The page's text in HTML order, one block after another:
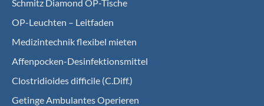
Schmitz Diamond OP-Tische
OP-Leuchten – Leitfaden
Medizintechnik flexibel mieten
Affenpocken-Desinfektionsmittel
Clostridioides difficile (C.Diff.)
Getinge Ambulantes Operieren